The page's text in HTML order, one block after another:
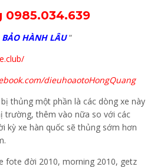
BẢO HÀNH LÂU “
dieuhoaotoHongQuang
thủng một phần là các dòng xe này
trường, thêm vào nữa so với các
kỳ xe hàn quốc sẽ thủng sớm hơn
fote đời 2010, morning 2010, getz